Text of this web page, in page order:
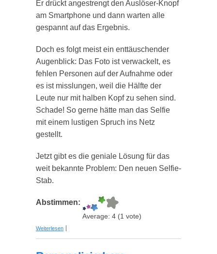
Er drückt angestrengt den Auslöser-Knopf
am Smartphone und dann warten alle
gespannt auf das Ergebnis.
Doch es folgt meist ein enttäuschender
Augenblick: Das Foto ist verwackelt, es
fehlen Personen auf der Aufnahme oder
es ist misslungen, weil die Hälfte der
Leute nur mit halben Kopf zu sehen sind.
Schade! So gerne hätte man das Selfie
mit einem lustigen Spruch ins Netz
gestellt.
Jetzt gibt es die geniale Lösung für das
weit bekannte Problem: Den neuen Selfie-
Stab.
Abstimmen:
Average: 4 (1 vote)
Weiterlesen über Teleskopstab "Group-Selfie"